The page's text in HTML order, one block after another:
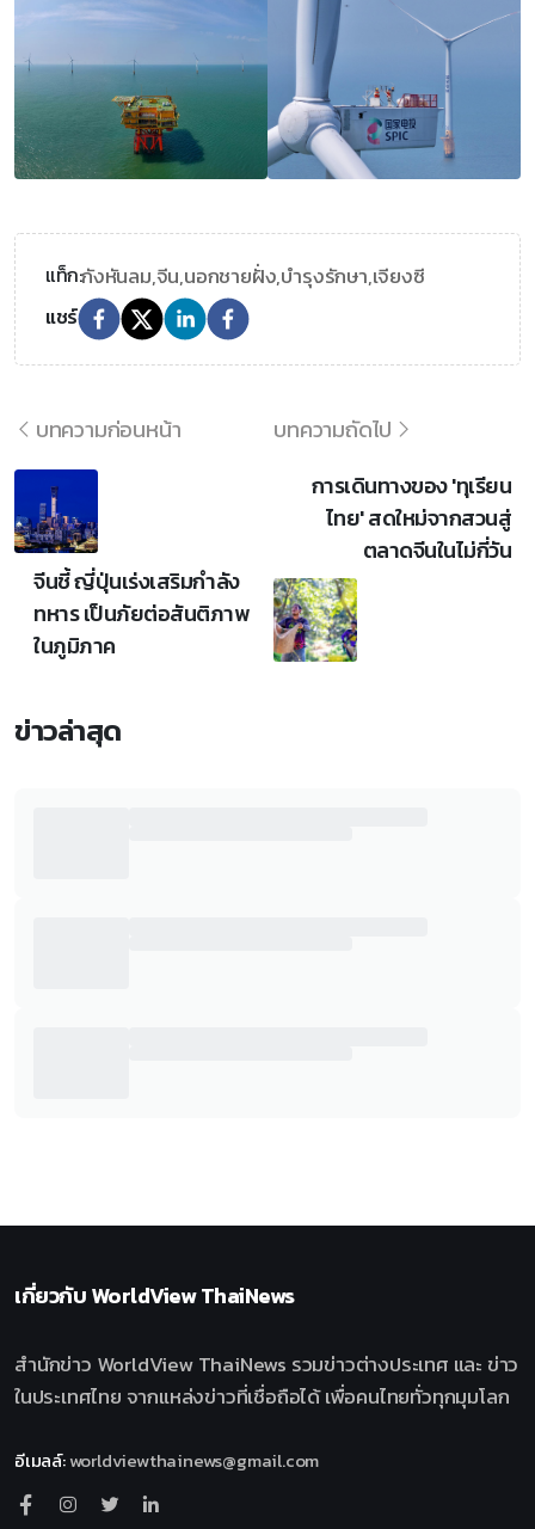
แท็ก:กังหันลม,จีน,นอกชายฝั่ง,บำรุงรักษา,เจียงซี
แชร์
บทความก่อนหน้า
จีนชี้ ญี่ปุ่นเร่งเสริมกำลัง
ทหาร เป็นภัยต่อสันติภาพ
ในภูมิภาค
บทความถัดไป
การเดินทางของ 'ทุเรียน
ไทย' สดใหม่จากสวนสู่
ตลาดจีนในไม่กี่วัน
ข่าวล่าสุด
เกี่ยวกับWorldView ThaiNews
สำนักข่าว WorldView ThaiNews รวมข่าวต่างประเทศ และ ข่าว
ในประเทศไทย จากแหล่งข่าวที่เชื่อถือได้ เพื่อคนไทยทั่วทุกมุมโลก
อีเมลล์:worldviewthainews@gmail.com